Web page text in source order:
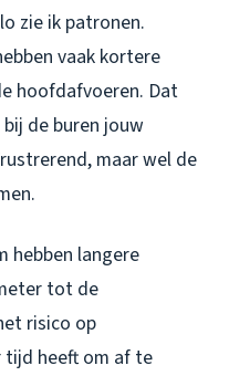
zie ik patronen.
vaak kortere
hoofdafvoeren. Dat
de buren jouw
maar wel de
hebben langere
tot de
risico op
heeft om af te